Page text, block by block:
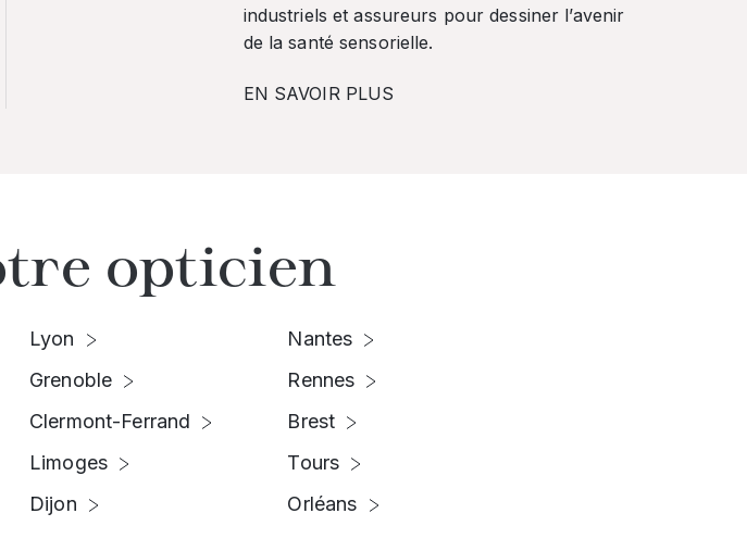
industriels et assureurs pour dessiner l’avenir
de la santé sensorielle.
EN SAVOIR PLUS
opticien
Lyon
Grenoble
Clermont-Ferrand
Limoges
Dijon
Nantes
Rennes
Brest
Tours
Orléans